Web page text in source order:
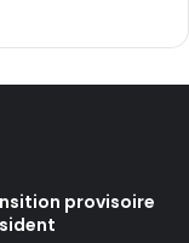
provisoire